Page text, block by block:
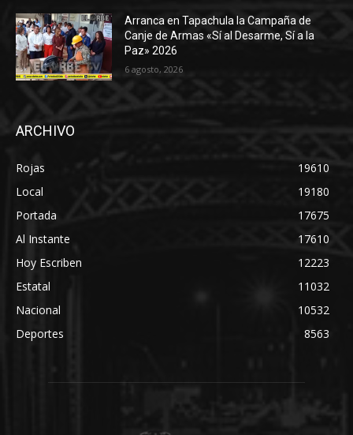
Arranca en Tapachula la Campaña de
Canje de Armas «Sí al Desarme, Sí a la
Paz» 2026
6 agosto, 2026
ARCHIVO
Rojas
19610
Local
19180
Portada
17675
Al Instante
17610
Hoy Escriben
12223
Estatal
11032
Nacional
10532
Deportes
8563